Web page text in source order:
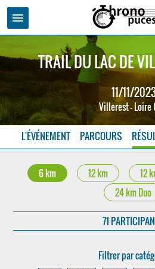
menu
TRAIL DU LAC DE
11/11/
Villerest - Loire
L'ÉVÉNEMENT PARCOURS
6 km 12 km 12
24 km Duo
71
Filtrer par